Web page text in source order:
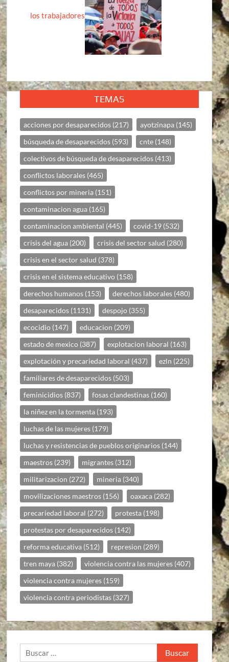
los trabajadores
TEMAS
acciones por desaparecidos (217) ayotzinapa (145)
búsqueda de desaparecidos (593) cnte (148)
colectivos de búsqueda de desaparecidos (413)
conflictos laborales (465)
conflictos por mineria (151)
contaminacion agua (165)
contaminacion ambiental (445) covid-19 (532)
crisis del agua (200) crisis del sector salud (280)
crisis en el sector salud (378)
crisis en el sistema educativo (158)
derechos humanos (153) derechos laborales (480)
desaparecidos (1131) despojo (355)
ecocidio (147) educacion (209)
estado de mexico (387) explotacion laboral (163)
explotación y precariedad laboral (437) ezln (225)
familiares de desaparecidos (503)
feminicidios (837) fosas clandestinas (160)
la niñez en la tormenta (193)
luchas de las mujeres (179)
luchas y resistencias de pueblos originarios (144)
maestros (239) migrantes (312)
militarizacion (272) mineria (340)
movilizaciones maestros (156) oaxaca (282)
precariedad laboral (272) protesta (198)
protestas por desaparecidos (142)
reforma educativa (512) represion (289)
tren maya (382) violencia contra las mujeres (407)
violencia contra mujeres (159)
violencia contra periodistas (327)
Buscar: